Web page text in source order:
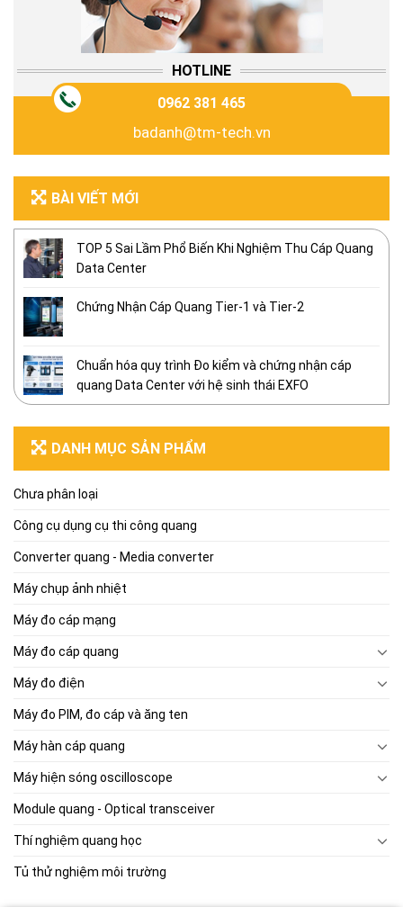
HOTLINE
0962 381 465
badanh@tm-tech.vn
BÀI VIẾT MỚI
TOP 5 Sai Lầm Phổ Biến Khi Nghiệm Thu Cáp Quang
Data Center
Chứng Nhận Cáp Quang Tier-1 và Tier-2
Chuẩn hóa quy trình Đo kiểm và chứng nhận cáp
quang Data Center với hệ sinh thái EXFO
DANH MỤC SẢN PHẨM
Chưa phân loại
Công cụ dụng cụ thi công quang
Converter quang - Media converter
Máy chụp ảnh nhiệt
Máy đo cáp mạng
Máy đo cáp quang
Máy đo điện
Máy đo PIM, đo cáp và ăng ten
Máy hàn cáp quang
Máy hiện sóng oscilloscope
Module quang - Optical transceiver
Thí nghiệm quang học
Tủ thử nghiệm môi trường